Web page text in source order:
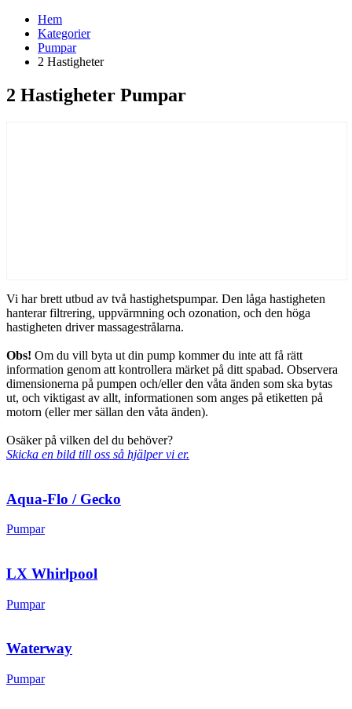
Hem
Kategorier
Pumpar
2 Hastigheter
2 Hastigheter Pumpar
Vi har brett utbud av två hastighetspumpar. Den låga hastigheten
hanterar filtrering, uppvärmning och ozonation, och den höga
hastigheten driver massagestrålarna.
Obs! Om du vill byta ut din pump kommer du inte att få rätt
information genom att kontrollera märket på ditt spabad. Observera
dimensionerna på pumpen och/eller den våta änden som ska bytas
ut, och viktigast av allt, informationen som anges på etiketten på
motorn (eller mer sällan den våta änden).
Osäker på vilken del du behöver?
Skicka en bild till oss så hjälper vi er.
Aqua-Flo / Gecko
Pumpar
LX Whirlpool
Pumpar
Waterway
Pumpar